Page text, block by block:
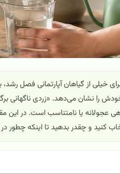
خیلی از گیاهان آپارتمانی فصل
را نشان می‌دهد. «زردی ناگهانی
عجولانه یا نامتناسب است. در این
کنید و چقدر بدهید تا اینکه چطور